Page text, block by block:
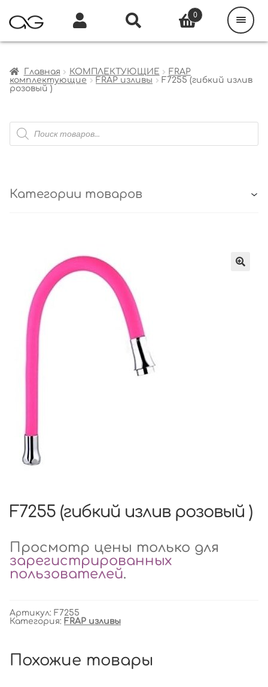
Главная КОМПЛЕКТУЮЩИЕ
FRAP
комплектующие
FRAP изливы
F7255 (гибкий излив
розовый )
Поиск
товаров
Категории товаров
F7255 (гибкий излив розовый )
Просмотр цены только для
зарегистрированных
пользователей.
Артикул: F7255
Категория: FRAP изливы
Похожие товары
0